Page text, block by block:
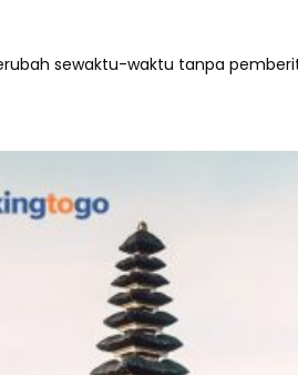
sewaktu-waktu tanpa